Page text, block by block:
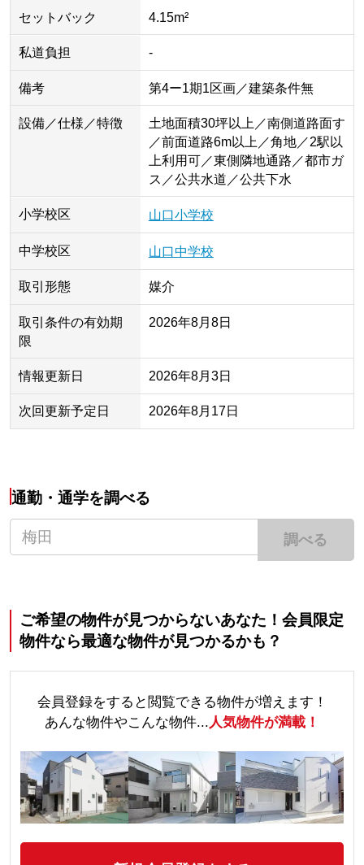
セットバック 4.15m²
私道負担 -
備考 第4ー1期1区画／建築条件無
設備／仕様／特徴
土地面積30坪以上／南側道路面す
／前面道路6m以上／角地／2駅以
上利用可／東側隣地通路／都市ガ
ス／公共水道／公共下水
小学校区 山口小学校
中学校区 山口中学校
取引形態 媒介
取引条件の有効期
限
2026年8月8日
情報更新日 2026年8月3日
次回更新予定日 2026年8月17日
通勤・通学を調べる
調べる
ご希望の物件が見つからないあなた！会員限定
物件なら最適な物件が見つかるかも？
会員登録をすると閲覧できる物件が増えます！
あんな物件やこんな物件... 人気物件が満載！